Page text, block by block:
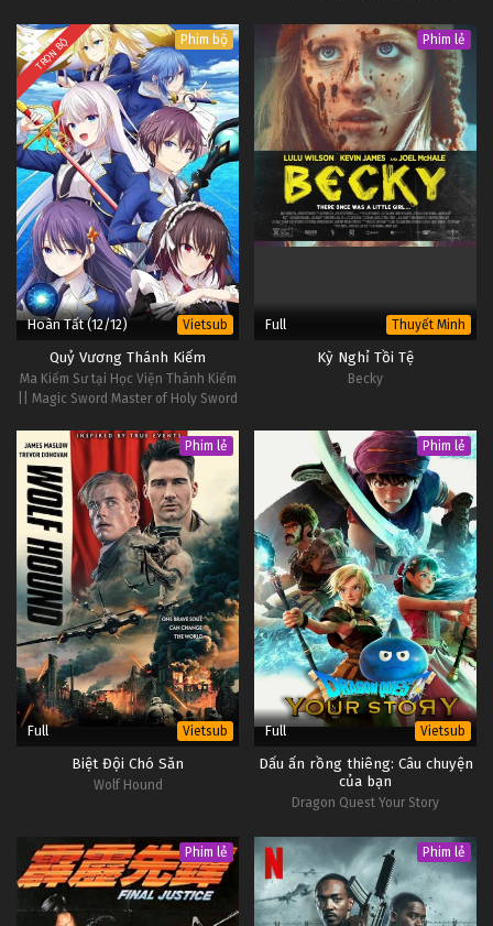
TRỌN BỘ Phim bộ
Hoàn Tất (12/12) Vietsub
Quỷ Vương Thánh Kiếm
Ma Kiếm Sư tại Học Viện Thánh Kiếm
|| Magic Sword Master of Holy Sword
Phim lẻ
Full Thuyết Minh
Kỳ Nghỉ Tồi Tệ
Becky
Phim lẻ
Full Vietsub
Biệt Đội Chó Săn
Wolf Hound
Phim lẻ
Full Vietsub
Dấu ấn rồng thiêng: Câu chuyện
của bạn
Dragon Quest Your Story
Phim lẻ Phim lẻ